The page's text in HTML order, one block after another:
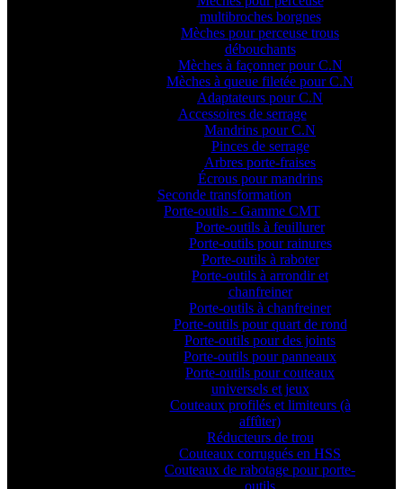
multibroches borgnes
Mèches pour perceuse trous
débouchants
Mèches à façonner pour C.N
Mèches à queue filetée pour C.N
Adaptateurs pour C.N
Accessoires de serrage
Mandrins pour C.N
Pinces de serrage
Arbres porte-fraises
Écrous pour mandrins
Seconde transformation
Porte-outils - Gamme CMT
Porte-outils à feuillurer
Porte-outils pour rainures
Porte-outils à raboter
Porte-outils à arrondir et
chanfreiner
Porte-outils à chanfreiner
Porte-outils pour quart de rond
Porte-outils pour des joints
Porte-outils pour panneaux
Porte-outils pour couteaux
universels et jeux
Couteaux profilés et limiteurs (à
affûter)
Réducteurs de trou
Couteaux corrugués en HSS
Couteaux de rabotage pour porte-
outils